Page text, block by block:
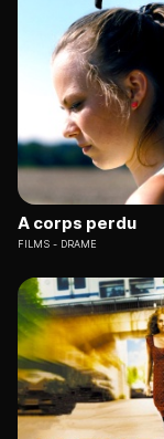
A corps perdu
FILMS DRAME